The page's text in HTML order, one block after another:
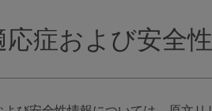
症および安全